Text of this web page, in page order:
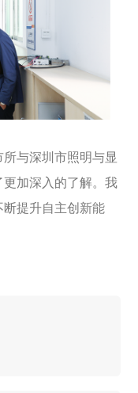
与深圳市照明与显
加深入的了解。我
提升自主创新能